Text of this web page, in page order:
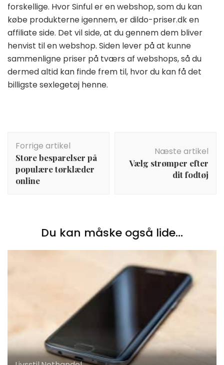
forskellige. Hvor Sinful er en webshop, som du kan
købe produkterne igennem, er dildo-priser.dk en
affiliate side. Det vil side, at du gennem dem bliver
henvist til en webshop. Siden lever på at kunne
sammenligne priser på tværs af webshops, så du
dermed altid kan finde frem til, hvor du kan få det
billigste sexlegetøj henne.
Forrige artikel
Store besparelser på
populære tørklæder
online
Næste artikel
Vælg strømper efter
dit fodtøj
Du kan måske også lide...